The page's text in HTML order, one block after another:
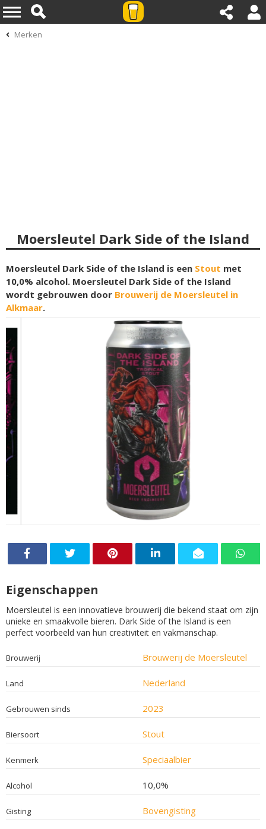
Merken
Moersleutel Dark Side of the Island
Moersleutel Dark Side of the Island is een Stout met
10,0% alcohol. Moersleutel Dark Side of the Island
wordt gebrouwen door Brouwerij de Moersleutel in
Alkmaar.
Eigenschappen
Moersleutel is een innovatieve brouwerij die bekend staat om zijn
unieke en smaakvolle bieren. Dark Side of the Island is een
perfect voorbeeld van hun creativiteit en vakmanschap.
Brouwerij Brouwerij de Moersleutel
Land Nederland
Gebrouwen sinds 2023
Biersoort Stout
Kenmerk Speciaalbier
Alcohol 10,0%
Gisting Bovengisting